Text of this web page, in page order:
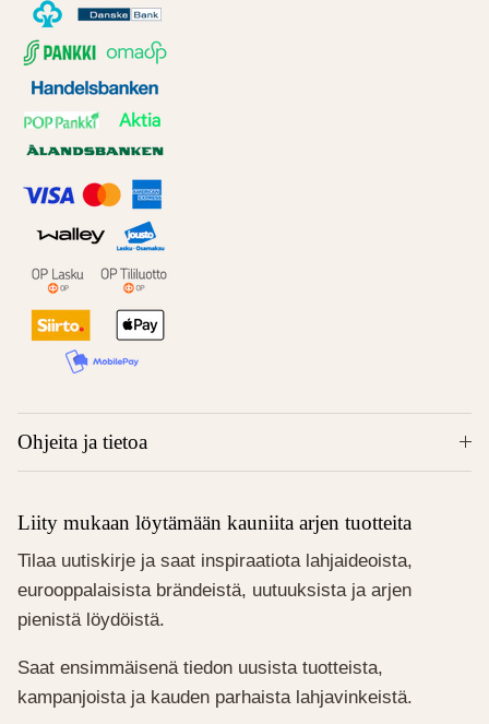
Ohjeita ja tietoa
Liity mukaan löytämään kauniita arjen tuotteita
Tilaa uutiskirje ja saat inspiraatiota lahjaideoista,
eurooppalaisista brändeistä, uutuuksista ja arjen
pienistä löydöistä.
Saat ensimmäisenä tiedon uusista tuotteista,
kampanjoista ja kauden parhaista lahjavinkeistä.